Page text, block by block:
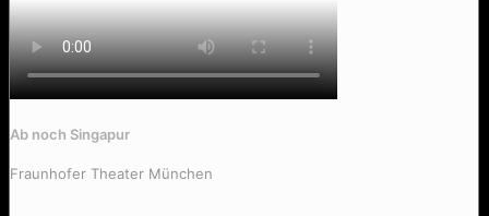
Ab noch Singapur
Fraunhofer Theater München